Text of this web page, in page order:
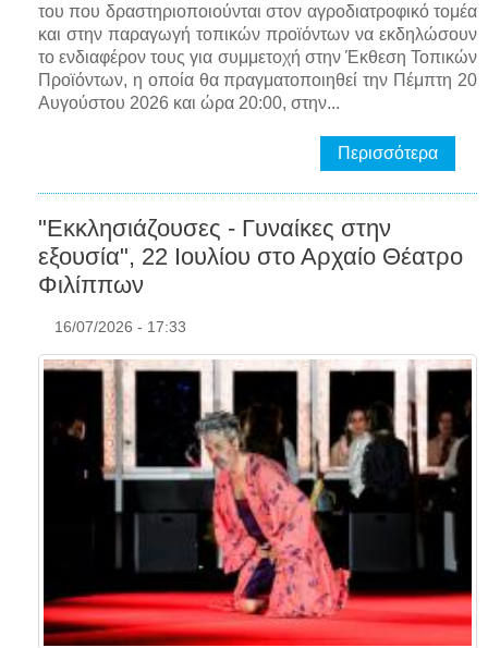
του που δραστηριοποιούνται στον αγροδιατροφικό τομέα
και στην παραγωγή τοπικών προϊόντων να εκδηλώσουν
το ενδιαφέρον τους για συμμετοχή στην Έκθεση Τοπικών
Προϊόντων, η οποία θα πραγματοποιηθεί την Πέμπτη 20
Αυγούστου 2026 και ώρα 20:00, στην...
Περισσότερα
"Εκκλησιάζουσες - Γυναίκες στην
εξουσία", 22 Ιουλίου στο Αρχαίο Θέατρο
Φιλίππων
16/07/2026 - 17:33